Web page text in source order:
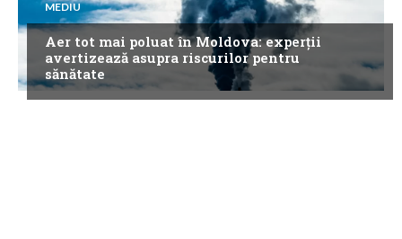
MEDIU
Aer tot mai poluat în Moldova: experții
avertizează asupra riscurilor pentru
sănătate